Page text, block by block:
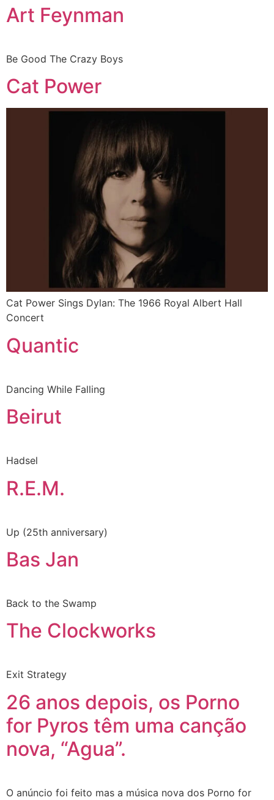
Art Feynman
Be Good The Crazy Boys
Cat Power
Cat Power Sings Dylan: The 1966 Royal Albert Hall
Concert
Quantic
Dancing While Falling
Beirut
Hadsel
R.E.M.
Up (25th anniversary)
Bas Jan
Back to the Swamp
The Clockworks
Exit Strategy
26 anos depois, os Porno
for Pyros têm uma canção
nova, “Agua”.
O anúncio foi feito mas a música nova dos Porno for